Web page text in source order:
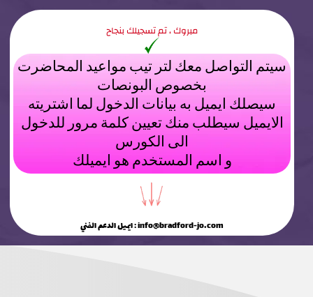
مبروك ، تم تسجيلك بنجاح
سيتم التواصل معك لتر تيب مواعيد المحاضرت
بخصوص البونصات
سيصلك ايميل به بيانات الدخول لما اشتريته
الايميل سيطلب منك تعيين كلمة مرور للدخول
الى الكورس
و اسم المستخدم هو ايميلك
ايميل الدعم الفني : info@bradford-jo.com